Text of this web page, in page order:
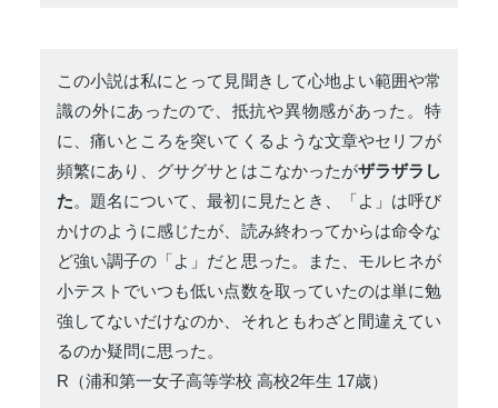
この小説は私にとって見聞きして心地よい範囲や常
識の外にあったので、抵抗や異物感があった。特
に、痛いところを突いてくるような文章やセリフが
頻繁にあり、グサグサとはこなかったがザラザラし
た。題名について、最初に見たとき、「よ」は呼び
かけのように感じたが、読み終わってからは命令な
ど強い調子の「よ」だと思った。また、モルヒネが
小テストでいつも低い点数を取っていたのは単に勉
強してないだけなのか、それともわざと間違えてい
るのか疑問に思った。
R（浦和第一女子高等学校 高校2年生 17歳）